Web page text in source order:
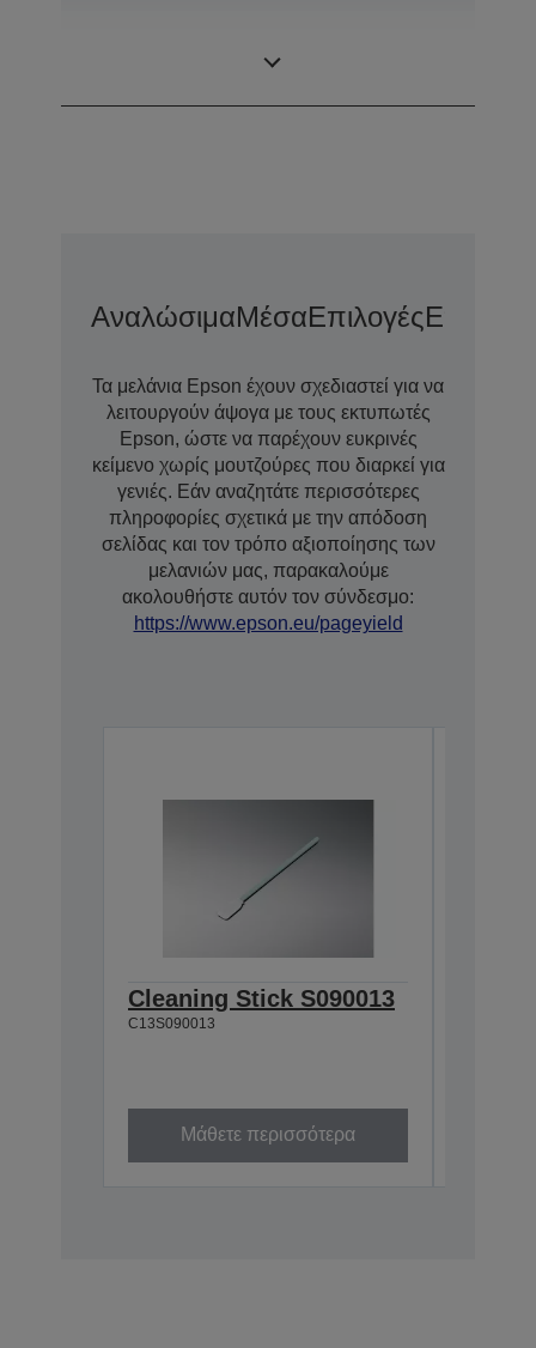
ΑναλώσιμαΜέσαΕπιλογές
Τα μελάνια Epson έχουν σχεδιαστεί για να
λειτουργούν άψογα με τους εκτυπωτές
Epson, ώστε να παρέχουν ευκρινές
κείμενο χωρίς μουτζούρες που διαρκεί για
γενιές. Εάν αναζητάτε περισσότερες
πληροφορίες σχετικά με την απόδοση
σελίδας και τον τρόπο αξιοποίησης των
μελανιών μας, παρακαλούμε
ακολουθήστε αυτόν τον σύνδεσμο:
https://www.epson.eu/pageyield
Cleaning Stick S090013
C13S090013
Μάθετε περισσότερα